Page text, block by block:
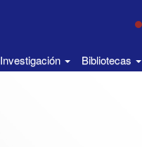
Investigación Bibliotecas